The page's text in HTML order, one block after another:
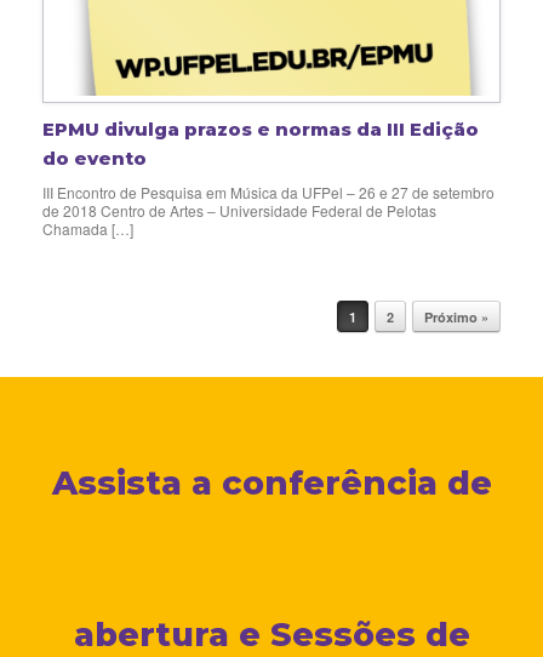
EPMU divulga prazos e normas da III Edição
do evento
III Encontro de Pesquisa em Música da UFPel – 26 e 27 de setembro
de 2018 Centro de Artes – Universidade Federal de Pelotas
Chamada […]
1 2 Próximo »
Assista a conferência de
abertura e Sessões de